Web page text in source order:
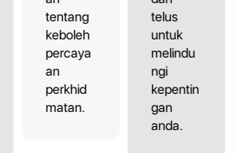
tentang
keboleh
percaya
an
perkhid
matan.
telus
untuk
melindu
ngi
kepentin
gan
anda.